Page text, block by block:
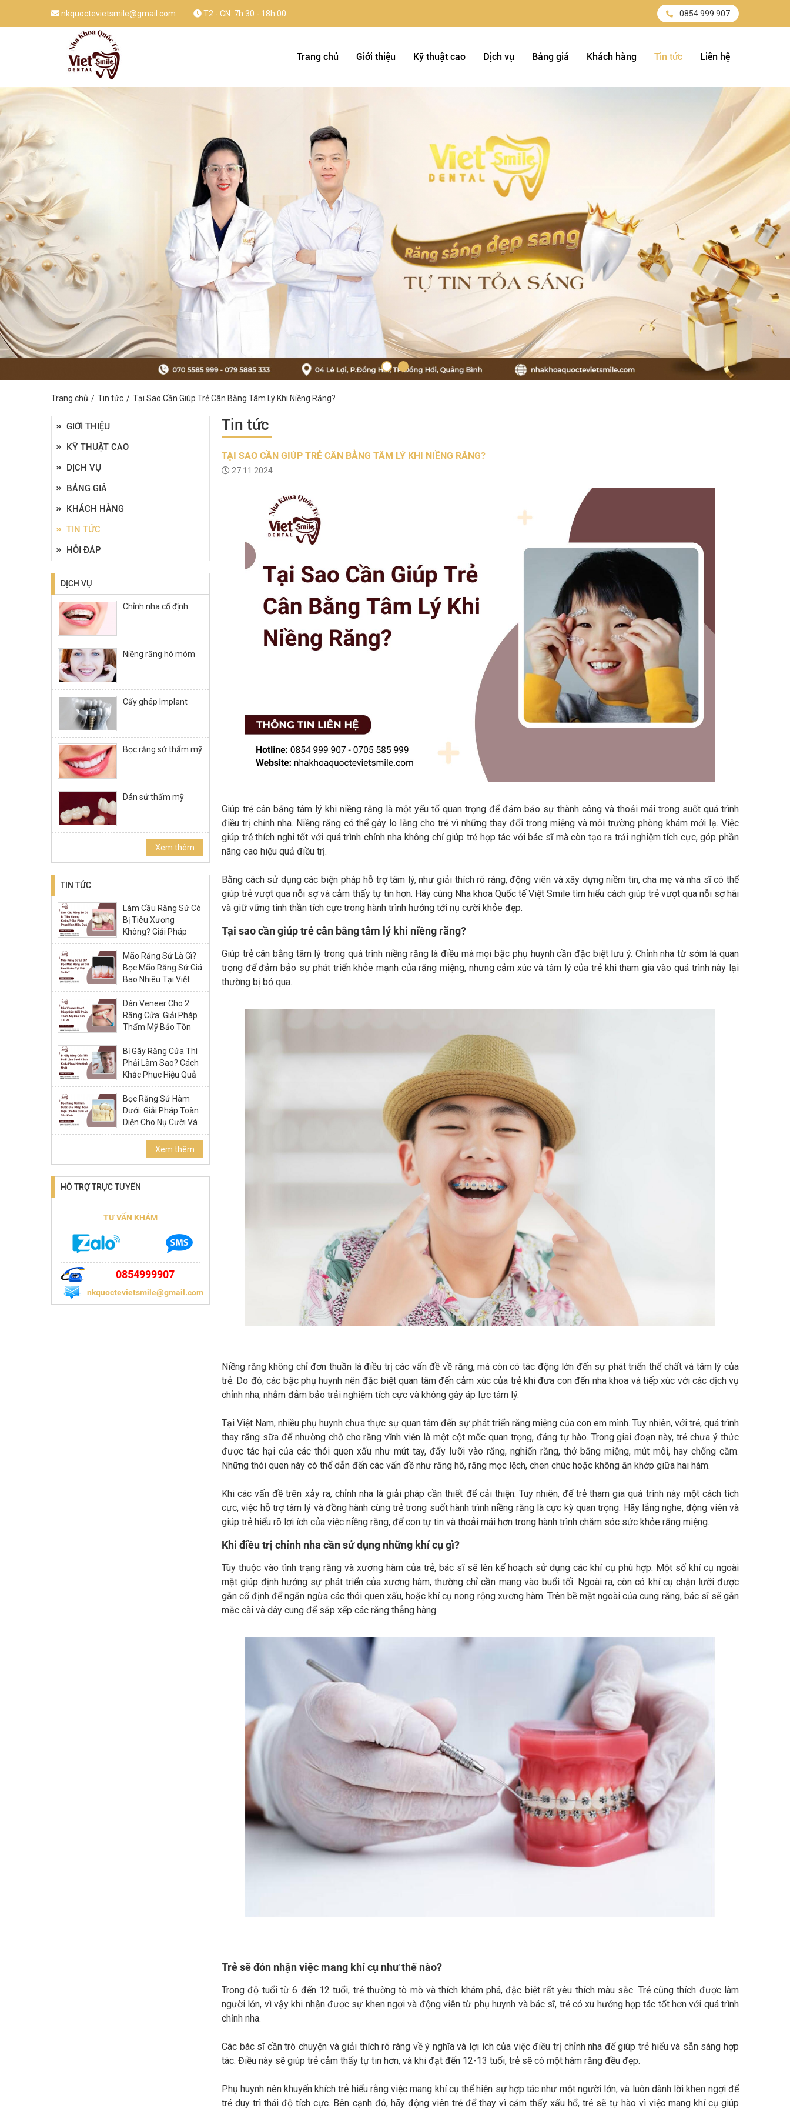
nkquoctevietsmile@gmail.com T2 - CN: 7h:30 - 18h:00 0854 999 907
Trang chủ Giới thiệu Kỹ thuật cao Dịch vụ Bảng giá Khách hàng Tin tức Liên hệ
Trang chủ Tin tức Tại Sao Cần Giúp Trẻ Cân Bằng Tâm Lý Khi Niềng Răng?
GIỚI THIỆU
KỸ THUẬT CAO
DỊCH VỤ
BẢNG GIÁ
KHÁCH HÀNG
TIN TỨC
HỎI ĐÁP
DỊCH VỤ
Chỉnh nha cố định
Niềng răng hô móm
Cấy ghép Implant
Bọc răng sứ thẩm mỹ
Dán sứ thẩm mỹ
Xem thêm
TIN TỨC
Làm Cầu Răng Sứ Có
Bị Tiêu Xương
Không? Giải Pháp
Phục Hình Hiệu Quả
Mão Răng Sứ Là Gì?
Bọc Mão Răng Sứ Giá
Bao Nhiêu Tại Việt
Smile?
Dán Veneer Cho 2
Răng Cửa: Giải Pháp
Thẩm Mỹ Bảo Tồn
Tối Đa
Bị Gãy Răng Cửa Thì
Phải Làm Sao? Cách
Khắc Phục Hiệu Quả
Nhất
Bọc Răng Sứ Hàm
Dưới: Giải Pháp Toàn
Diện Cho Nụ Cười Và
Sức Khỏe
Xem thêm
HỖ TRỢ TRỰC TUYẾN
TƯ VẤN KHÁM
0854999907
nkquoctevietsmile@gmail.com
Tin tức
TẠI SAO CẦN GIÚP TRẺ CÂN BẰNG TÂM LÝ KHI NIỀNG RĂNG?
27 11 2024
Giúp trẻ cân bằng tâm lý khi niềng răng là một yếu tố quan trọng để đảm bảo sự thành công và thoải mái trong suốt quá trình
điều trị chỉnh nha. Niềng răng có thể gây lo lắng cho trẻ vì những thay đổi trong miệng và môi trường phòng khám mới lạ. Việc
giúp trẻ thích nghi tốt với quá trình chỉnh nha không chỉ giúp trẻ hợp tác với bác sĩ mà còn tạo ra trải nghiệm tích cực, góp phần
nâng cao hiệu quả điều trị.
Bằng cách sử dụng các biện pháp hỗ trợ tâm lý, như giải thích rõ ràng, động viên và xây dựng niềm tin, cha mẹ và nha sĩ có thể
giúp trẻ vượt qua nỗi sợ và cảm thấy tự tin hơn. Hãy cùng Nha khoa Quốc tế Việt Smile tìm hiểu cách giúp trẻ vượt qua nỗi sợ hãi
và giữ vững tinh thần tích cực trong hành trình hướng tới nụ cười khỏe đẹp.
Tại sao cần giúp trẻ cân bằng tâm lý khi niềng răng?
Giúp trẻ cân bằng tâm lý trong quá trình niềng răng là điều mà mọi bậc phụ huynh cần đặc biệt lưu ý. Chỉnh nha từ sớm là quan
trọng để đảm bảo sự phát triển khỏe mạnh của răng miệng, nhưng cảm xúc và tâm lý của trẻ khi tham gia vào quá trình này lại
thường bị bỏ qua.
Niềng răng không chỉ đơn thuần là điều trị các vấn đề về răng, mà còn có tác động lớn đến sự phát triển thể chất và tâm lý của
trẻ. Do đó, các bậc phụ huynh nên đặc biệt quan tâm đến cảm xúc của trẻ khi đưa con đến nha khoa và tiếp xúc với các dịch vụ
chỉnh nha, nhằm đảm bảo trải nghiệm tích cực và không gây áp lực tâm lý.
Tại Việt Nam, nhiều phụ huynh chưa thực sự quan tâm đến sự phát triển răng miệng của con em mình. Tuy nhiên, với trẻ, quá trình
thay răng sữa để nhường chỗ cho răng vĩnh viễn là một cột mốc quan trọng, đáng tự hào. Trong giai đoạn này, trẻ chưa ý thức
được tác hại của các thói quen xấu như mút tay, đẩy lưỡi vào răng, nghiến răng, thở bằng miệng, mút môi, hay chống cằm.
Những thói quen này có thể dẫn đến các vấn đề như răng hô, răng mọc lệch, chen chúc hoặc không ăn khớp giữa hai hàm.
Khi các vấn đề trên xảy ra, chỉnh nha là giải pháp cần thiết để cải thiện. Tuy nhiên, để trẻ tham gia quá trình này một cách tích
cực, việc hỗ trợ tâm lý và đồng hành cùng trẻ trong suốt hành trình niềng răng là cực kỳ quan trọng. Hãy lắng nghe, động viên và
giúp trẻ hiểu rõ lợi ích của việc niềng răng, để con tự tin và thoải mái hơn trong hành trình chăm sóc sức khỏe răng miệng.
Khi điều trị chỉnh nha cần sử dụng những khí cụ gì?
Tùy thuộc vào tình trạng răng và xương hàm của trẻ, bác sĩ sẽ lên kế hoạch sử dụng các khí cụ phù hợp. Một số khí cụ ngoài
mặt giúp định hướng sự phát triển của xương hàm, thường chỉ cần mang vào buổi tối. Ngoài ra, còn có khí cụ chặn lưỡi được
gắn cố định để ngăn ngừa các thói quen xấu, hoặc khí cụ nong rộng xương hàm. Trên bề mặt ngoài của cung răng, bác sĩ sẽ gắn
mắc cài và dây cung để sắp xếp các răng thẳng hàng.
Trẻ sẽ đón nhận việc mang khí cụ như thế nào?
Trong độ tuổi từ 6 đến 12 tuổi, trẻ thường tò mò và thích khám phá, đặc biệt rất yêu thích màu sắc. Trẻ cũng thích được làm
người lớn, vì vậy khi nhận được sự khen ngợi và động viên từ phụ huynh và bác sĩ, trẻ có xu hướng hợp tác tốt hơn với quá trình
chỉnh nha.
Các bác sĩ cần trò chuyện và giải thích rõ ràng về ý nghĩa và lợi ích của việc điều trị chỉnh nha để giúp trẻ hiểu và sẵn sàng hợp
tác. Điều này sẽ giúp trẻ cảm thấy tự tin hơn, và khi đạt đến 12-13 tuổi, trẻ sẽ có một hàm răng đều đẹp.
Phụ huynh nên khuyến khích trẻ hiểu rằng việc mang khí cụ thể hiện sự hợp tác như một người lớn, và luôn dành lời khen ngợi để
trẻ duy trì thái độ tích cực. Bên cạnh đó, hãy động viên trẻ để thay vì cảm thấy xấu hổ, trẻ sẽ tự hào vì việc mang khí cụ giúp